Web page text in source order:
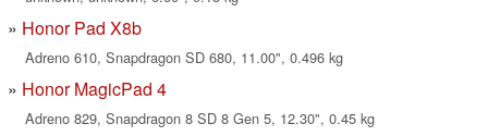
Honor Pad X8b
Adreno 610, Snapdragon SD 680, 11.00", 0.496 kg
Honor MagicPad 4
Adreno 829, Snapdragon 8 SD 8 Gen 5, 12.30", 0.45 kg